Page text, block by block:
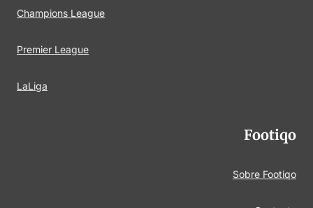
Champions League
Premier League
LaLiga
Footiqo
Sobre Footiqo